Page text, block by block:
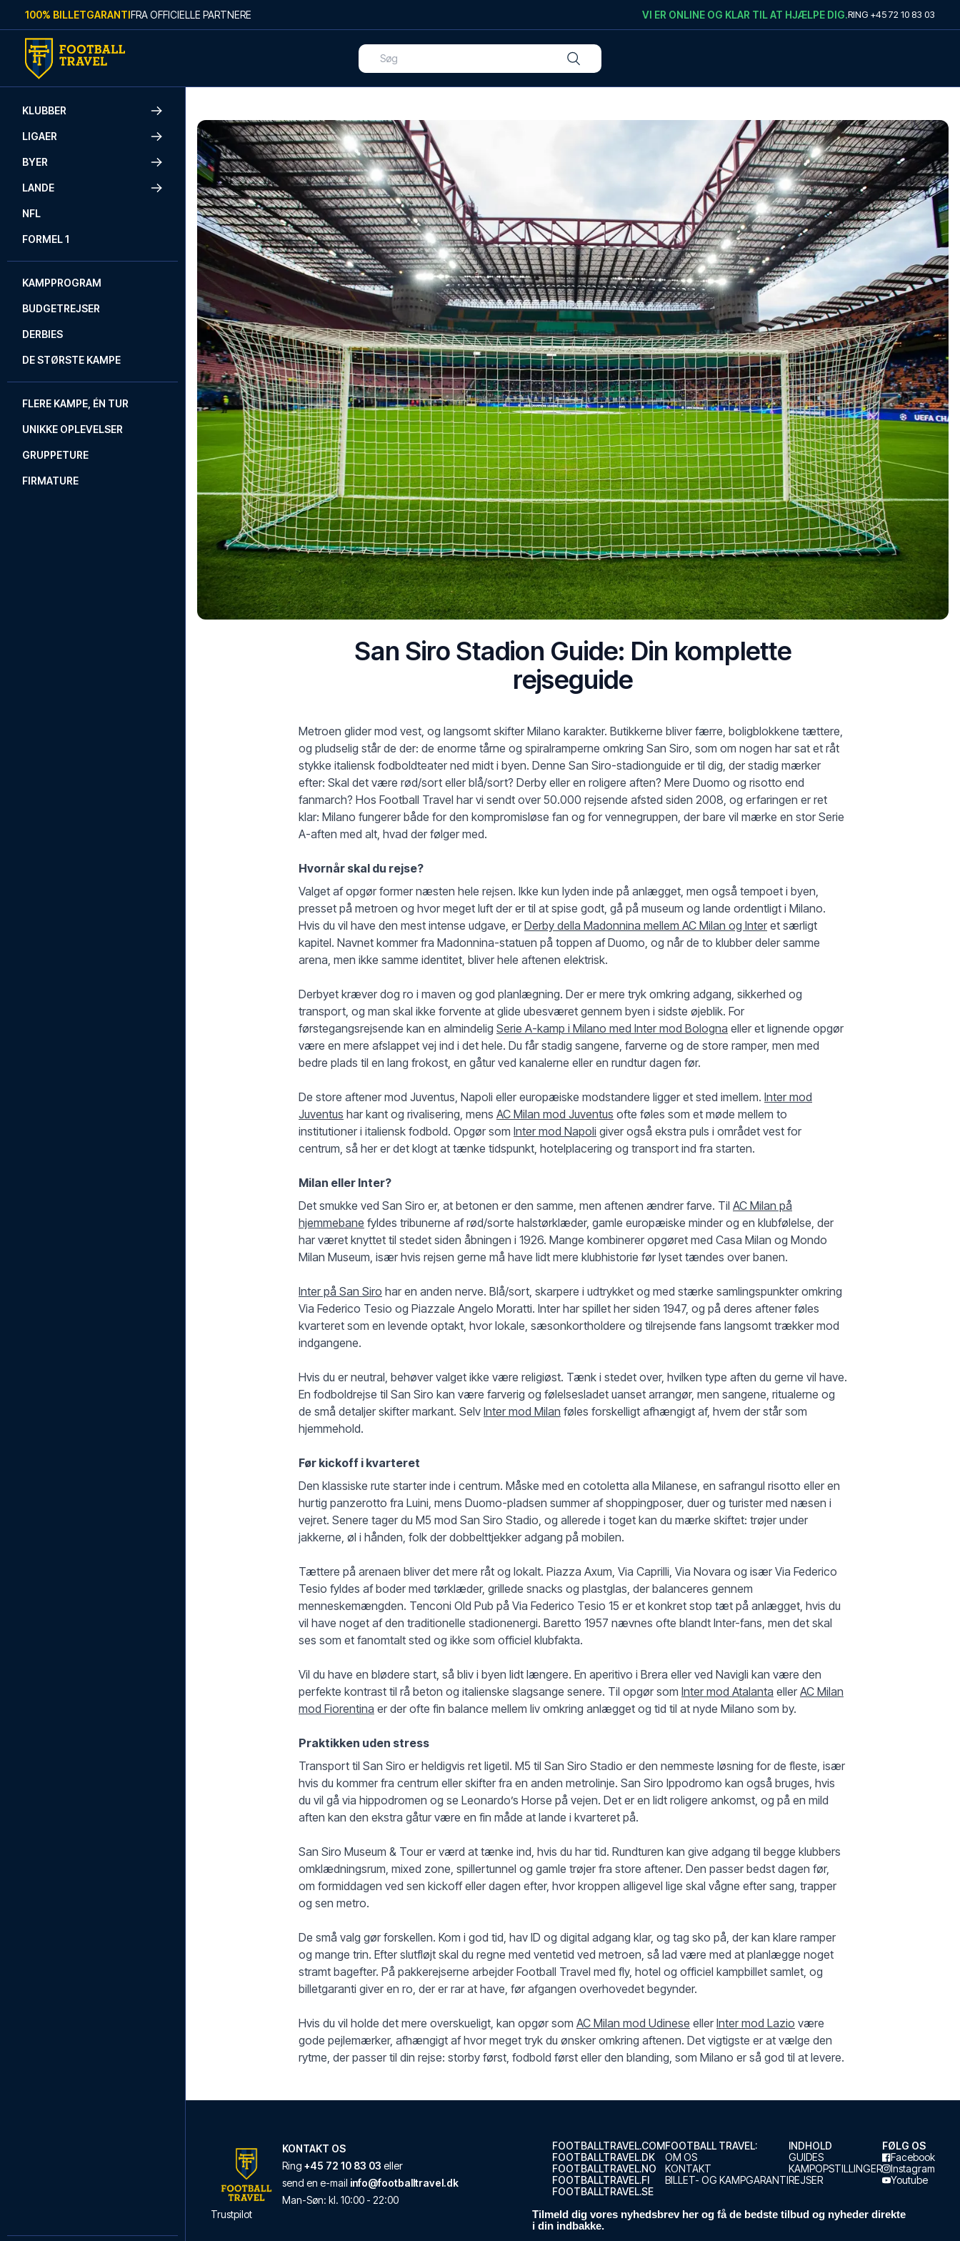
Skip to content
100% BILLETGARANTIFRA OFFICIELLE PARTNERE VI ER ONLINE OG KLAR TIL AT HJÆLPE DIG.RING +45 72 10 83 03
KLUBBER
LIGAER
BYER
LANDE
NFL
FORMEL 1
KAMPPROGRAM
BUDGETREJSER
DERBIES
DE STØRSTE KAMPE
FLERE KAMPE, ÉN TUR
UNIKKE OPLEVELSER
GRUPPETURE
FIRMATURE
San Siro Stadion Guide: Din komplette
rejseguide
Metroen glider mod vest, og langsomt skifter Milano karakter. Butikkerne bliver færre, boligblokkene tættere,
og pludselig står de der: de enorme tårne og spiralramperne omkring San Siro, som om nogen har sat et råt
stykke italiensk fodboldteater ned midt i byen. Denne San Siro-stadionguide er til dig, der stadig mærker
efter: Skal det være rød/sort eller blå/sort? Derby eller en roligere aften? Mere Duomo og risotto end
fanmarch? Hos Football Travel har vi sendt over 50.000 rejsende afsted siden 2008, og erfaringen er ret
klar: Milano fungerer både for den kompromisløse fan og for vennegruppen, der bare vil mærke en stor Serie
A-aften med alt, hvad der følger med.
Hvornår skal du rejse?
Valget af opgør former næsten hele rejsen. Ikke kun lyden inde på anlægget, men også tempoet i byen,
presset på metroen og hvor meget luft der er til at spise godt, gå på museum og lande ordentligt i Milano.
Hvis du vil have den mest intense udgave, er Derby della Madonnina mellem AC Milan og Inter et særligt
kapitel. Navnet kommer fra Madonnina-statuen på toppen af Duomo, og når de to klubber deler samme
arena, men ikke samme identitet, bliver hele aftenen elektrisk.
Derbyet kræver dog ro i maven og god planlægning. Der er mere tryk omkring adgang, sikkerhed og
transport, og man skal ikke forvente at glide ubesværet gennem byen i sidste øjeblik. For
førstegangsrejsende kan en almindelig Serie A-kamp i Milano med Inter mod Bologna eller et lignende opgør
være en mere afslappet vej ind i det hele. Du får stadig sangene, farverne og de store ramper, men med
bedre plads til en lang frokost, en gåtur ved kanalerne eller en rundtur dagen før.
De store aftener mod Juventus, Napoli eller europæiske modstandere ligger et sted imellem. Inter mod
Juventus har kant og rivalisering, mens AC Milan mod Juventus ofte føles som et møde mellem to
institutioner i italiensk fodbold. Opgør som Inter mod Napoli giver også ekstra puls i området vest for
centrum, så her er det klogt at tænke tidspunkt, hotelplacering og transport ind fra starten.
Milan eller Inter?
Det smukke ved San Siro er, at betonen er den samme, men aftenen ændrer farve. Til AC Milan på
hjemmebane fyldes tribunerne af rød/sorte halstørklæder, gamle europæiske minder og en klubfølelse, der
har været knyttet til stedet siden åbningen i 1926. Mange kombinerer opgøret med Casa Milan og Mondo
Milan Museum, især hvis rejsen gerne må have lidt mere klubhistorie før lyset tændes over banen.
Inter på San Siro har en anden nerve. Blå/sort, skarpere i udtrykket og med stærke samlingspunkter omkring
Via Federico Tesio og Piazzale Angelo Moratti. Inter har spillet her siden 1947, og på deres aftener føles
kvarteret som en levende optakt, hvor lokale, sæsonkortholdere og tilrejsende fans langsomt trækker mod
indgangene.
Hvis du er neutral, behøver valget ikke være religiøst. Tænk i stedet over, hvilken type aften du gerne vil have.
En fodboldrejse til San Siro kan være farverig og følelsesladet uanset arrangør, men sangene, ritualerne og
de små detaljer skifter markant. Selv Inter mod Milan føles forskelligt afhængigt af, hvem der står som
hjemmehold.
Før kickoff i kvarteret
Den klassiske rute starter inde i centrum. Måske med en cotoletta alla Milanese, en safrangul risotto eller en
hurtig panzerotto fra Luini, mens Duomo-pladsen summer af shoppingposer, duer og turister med næsen i
vejret. Senere tager du M5 mod San Siro Stadio, og allerede i toget kan du mærke skiftet: trøjer under
jakkerne, øl i hånden, folk der dobbelttjekker adgang på mobilen.
Tættere på arenaen bliver det mere råt og lokalt. Piazza Axum, Via Caprilli, Via Novara og især Via Federico
Tesio fyldes af boder med tørklæder, grillede snacks og plastglas, der balanceres gennem
menneskemængden. Tenconi Old Pub på Via Federico Tesio 15 er et konkret stop tæt på anlægget, hvis du
vil have noget af den traditionelle stadionenergi. Baretto 1957 nævnes ofte blandt Inter-fans, men det skal
ses som et fanomtalt sted og ikke som officiel klubfakta.
Vil du have en blødere start, så bliv i byen lidt længere. En aperitivo i Brera eller ved Navigli kan være den
perfekte kontrast til rå beton og italienske slagsange senere. Til opgør som Inter mod Atalanta eller AC Milan
mod Fiorentina er der ofte fin balance mellem liv omkring anlægget og tid til at nyde Milano som by.
Praktikken uden stress
Transport til San Siro er heldigvis ret ligetil. M5 til San Siro Stadio er den nemmeste løsning for de fleste, især
hvis du kommer fra centrum eller skifter fra en anden metrolinje. San Siro Ippodromo kan også bruges, hvis
du vil gå via hippodromen og se Leonardo’s Horse på vejen. Det er en lidt roligere ankomst, og på en mild
aften kan den ekstra gåtur være en fin måde at lande i kvarteret på.
San Siro Museum & Tour er værd at tænke ind, hvis du har tid. Rundturen kan give adgang til begge klubbers
omklædningsrum, mixed zone, spillertunnel og gamle trøjer fra store aftener. Den passer bedst dagen før,
om formiddagen ved sen kickoff eller dagen efter, hvor kroppen alligevel lige skal vågne efter sang, trapper
og sen metro.
De små valg gør forskellen. Kom i god tid, hav ID og digital adgang klar, og tag sko på, der kan klare ramper
og mange trin. Efter slutfløjt skal du regne med ventetid ved metroen, så lad være med at planlægge noget
stramt bagefter. På pakkerejserne arbejder Football Travel med fly, hotel og officiel kampbillet samlet, og
billetgaranti giver en ro, der er rar at have, før afgangen overhovedet begynder.
Hvis du vil holde det mere overskueligt, kan opgør som AC Milan mod Udinese eller Inter mod Lazio være
gode pejlemærker, afhængigt af hvor meget tryk du ønsker omkring aftenen. Det vigtigste er at vælge den
rytme, der passer til din rejse: storby først, fodbold først eller den blanding, som Milano er så god til at levere.
KONTAKT OS
Ring +45 72 10 83 03 eller
send en e-mail info@footballtravel.dk
Man-Søn: kl. 10:00 - 22:00
Trustpilot
FOOTBALLTRAVEL.COM
FOOTBALLTRAVEL.DK
FOOTBALLTRAVEL.NO
FOOTBALLTRAVEL.FI
FOOTBALLTRAVEL.SE
FOOTBALL TRAVEL:
OM OS
KONTAKT
BILLET- OG KAMPGARANTI
INDHOLD
GUIDES
KAMPOPSTILLINGER
REJSER
FØLG OS
Facebook
Instagram
Youtube
Tilmeld dig vores nyhedsbrev her og få de bedste tilbud og nyheder direkte
i din indbakke.